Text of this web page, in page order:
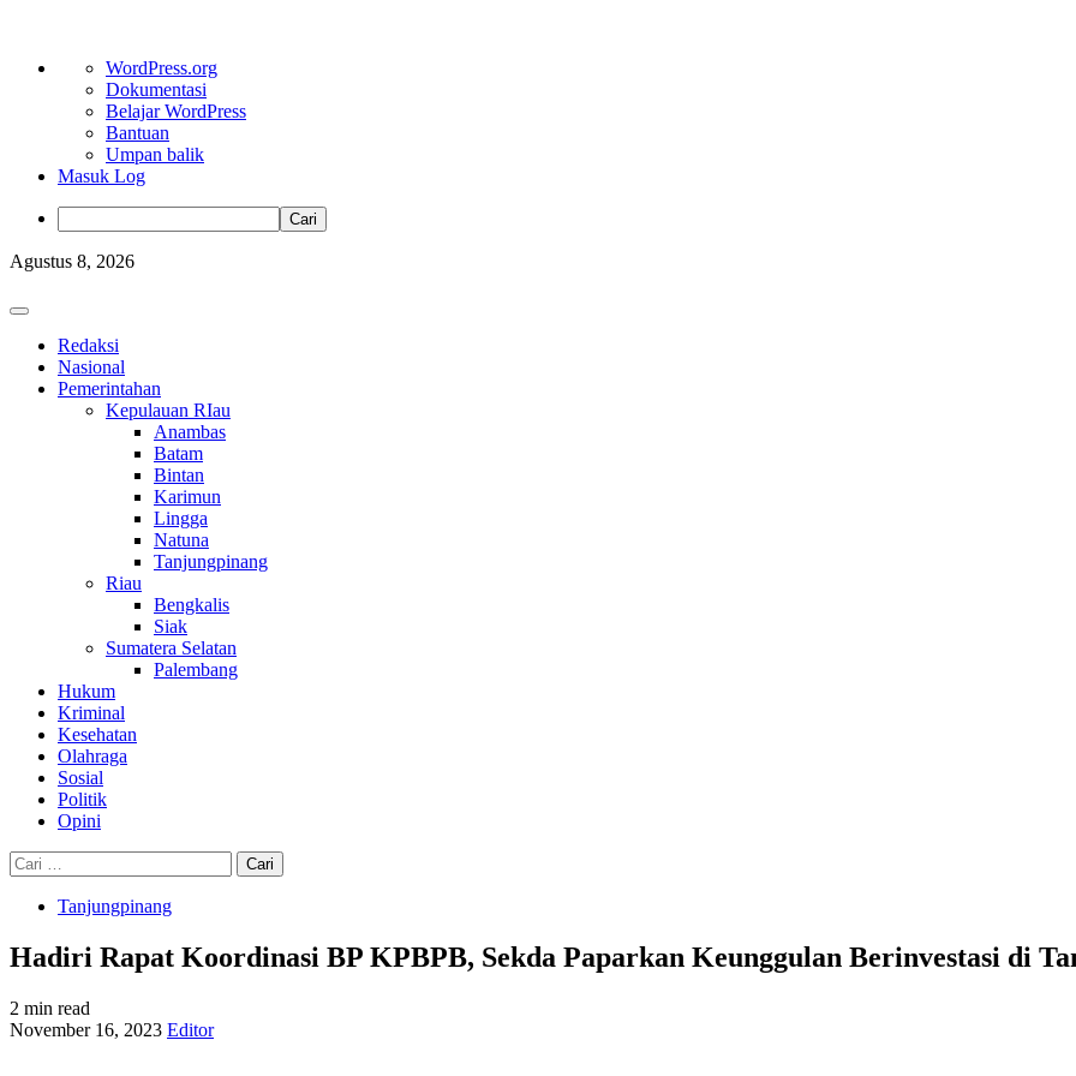
Tentang
WordPress
WordPress.org
Dokumentasi
Belajar WordPress
Bantuan
Umpan balik
Masuk Log
Cari
Skip
content
Agustus 8, 2026
Primary
Redaksi
Nasional
Pemerintahan
Kepulauan RIau
Anambas
Batam
Bintan
Karimun
Lingga
Natuna
Tanjungpinang
Riau
Bengkalis
Siak
Sumatera Selatan
Palembang
Hukum
Kriminal
Kesehatan
Olahraga
Sosial
Politik
Opini
Cari
untuk:
Tanjungpinang
Hadiri Rapat Koordinasi BP KPBPB, Sekda Paparkan Keunggulan Berinvestasi di
2 min read
November 16, 2023 Editor